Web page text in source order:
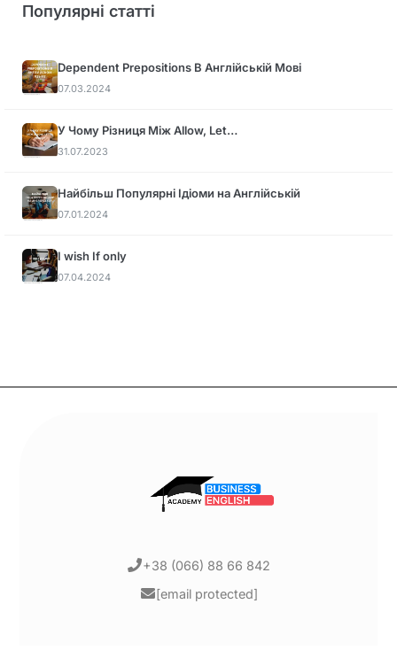
Популярні статті
Dependent Prepositions В Англійській Мові
07.03.2024
У Чому Різниця Між Allow, Let…
31.07.2023
Найбільш Популярні Ідіоми на Англійській
07.01.2024
I wish If only
07.04.2024
+38 (066) 88 66 842
[email protected]